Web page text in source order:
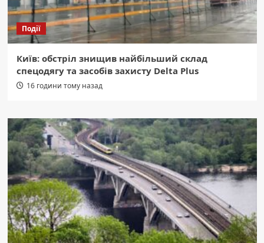
Події
Київ: обстріл знищив найбільший склад
спецодягу та засобів захисту Delta Plus
16 години тому назад